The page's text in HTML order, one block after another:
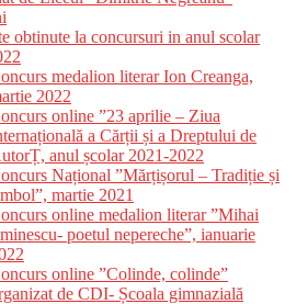
obtinute la concursuri in anul scolar
medalion literar Ion Creanga,
2022
online ”23 aprilie – Ziua
a Cărții și a Dreptului de
anul școlar 2021-2022
Național ”Mărțișorul – Tradiție și
martie 2021
online medalion literar ”Mihai
poetul nepereche”, ianuarie
online ”Colinde, colinde”
de CDI- Școala gimnazială